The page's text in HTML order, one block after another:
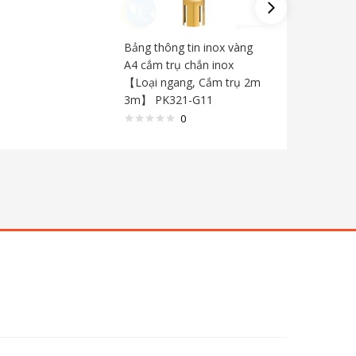
Bảng thông tin inox vàng
A4 cắm trụ chắn inox
【Loại ngang, Cắm trụ 2m
3m】 PK321-G11
0